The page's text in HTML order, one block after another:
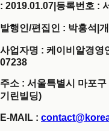
: 2019.01.07 등록번호 :
발행인/편집인 : 박홍석
사업자명 : 케이비알경영
07238
주소 : 서울특별시 마포
기린빌딩)
E-MAIL :